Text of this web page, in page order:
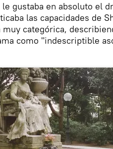
gustaba en absoluto el
las capacidades de
categórica,
como "indescriptible